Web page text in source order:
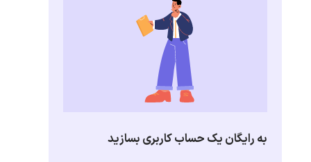
به رایگان یک حساب کاربری بسازید